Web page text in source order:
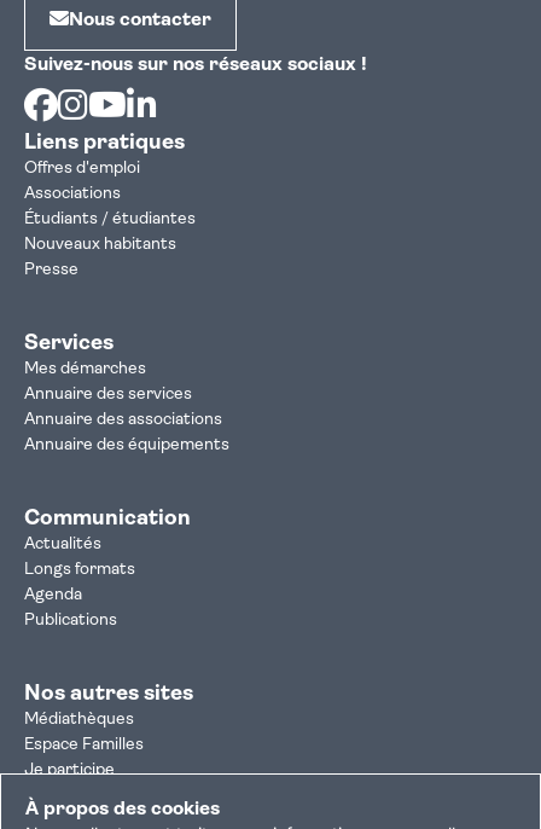
À propos des cookies
Nous contacter
Suivez-nous sur nos réseaux sociaux !
Facebook
Instagram
Youtube
Liens pratiques
Offres d'emploi
Associations
Étudiants / étudiantes
Nouveaux habitants
Presse
Services
Mes démarches
Annuaire des services
Annuaire des associations
Annuaire des équipements
Communication
Actualités
Longs formats
Agenda
Publications
Nos autres sites
Médiathèques
Espace Familles
Je participe
Autorisation d'urbanisme
Résultats électoraux